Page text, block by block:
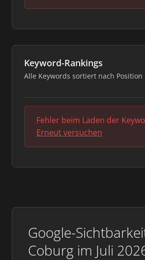
Google-
Coburg im Juli
Keyword-Rankings
Alle Keywords sortiert nach Position
Fehler beim Laden der
Erneut versuchen